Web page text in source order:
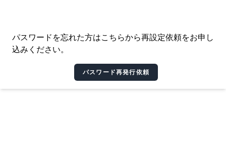
パスワードを忘れた方はこちらから再設定依頼をお申し
込みください。
パスワード再発行依頼